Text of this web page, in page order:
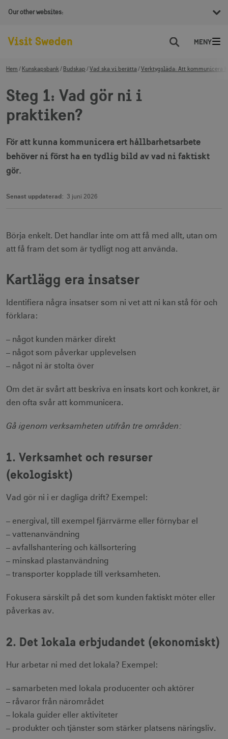
Our other websites:
Sök
Hem Kunskapsbank Budskap Vad ska vi berätta Verktygslåda: Att kommunicera
Steg 1: Vad gör ni i
praktiken?
För att kunna kommunicera ert hållbarhetsarbete
behöver ni först ha en tydlig bild av vad ni faktiskt
gör.
Senast uppdaterad: 3 juni 2026
Börja enkelt. Det handlar inte om att få med allt, utan om
att få fram det som är tydligt nog att använda.
Kartlägg era insatser
Identifiera några insatser som ni vet att ni kan stå för och
förklara:
– något kunden märker direkt
– något som påverkar upplevelsen
– något ni är stolta över
Om det är svårt att beskriva en insats kort och konkret, är
den ofta svår att kommunicera.
Gå igenom verksamheten utifrån tre områden:
1. Verksamhet och resurser
(ekologiskt)
Vad gör ni i er dagliga drift? Exempel:
– energival, till exempel fjärrvärme eller förnybar el
– vattenanvändning
– avfallshantering och källsortering
– minskad plastanvändning
– transporter kopplade till verksamheten.
Fokusera särskilt på det som kunden faktiskt möter eller
påverkas av.
2. Det lokala erbjudandet (ekonomiskt)
Hur arbetar ni med det lokala? Exempel:
– samarbeten med lokala producenter och aktörer
– råvaror från närområdet
– lokala guider eller aktiviteter
– produkter och tjänster som stärker platsens näringsliv.